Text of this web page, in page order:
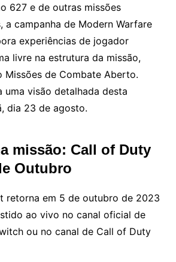
627 e de outras missões
a campanha de Modern Warfare
experiências de jogador
livre na estrutura da missão,
Missões de Combate Aberto.
uma visão detalhada desta
dia 23 de agosto.
missão: Call of Duty
Outubro
retorna em 5 de outubro de 2023
ao vivo no canal oficial de
ou no canal de Call of Duty